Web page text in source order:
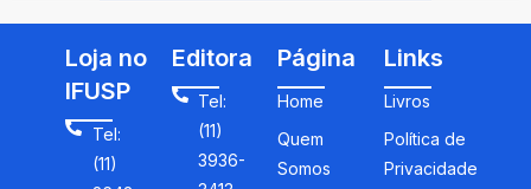
Loja no
IFUSP
Tel:
(11)
Editora
Tel:
(11)
3936-
Página
Home
Quem
Somos
Links
Livros
Política de
Privacidade